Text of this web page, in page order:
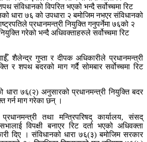
संविधानको विपरित भएको भन्दै सर्वोच्चमा रिट
धारा ७६ को उपधारा २ बमोजिम नभएर संविधानको
प्रधानमन्त्री नियुक्ति गनुपर्नेमा ७६को २
गरेको भन्दै अधिवक्ताहरुले सर्वोच्चमा रिट
शैलेन्द्र गुप्ता र दीपक अधिकारीले प्रधानमन्त्री
र शपथ बदरको माग गर्दै सोमबार सर्वोच्चमा रिट
धारा ७६(२) अनुसारको प्रधानमन्त्री नियुक्ति बदर
गर्न माग गरेका छन् ।
प्रधानमन्त्री तथा मन्त्रिपरिषद् कार्यालय, संसद्
विपक्षी बनाएर रिट दर्ता भएको अधिवक्ता
दिए । संविधानको धारा ७६(३) बमोजिम सरकार